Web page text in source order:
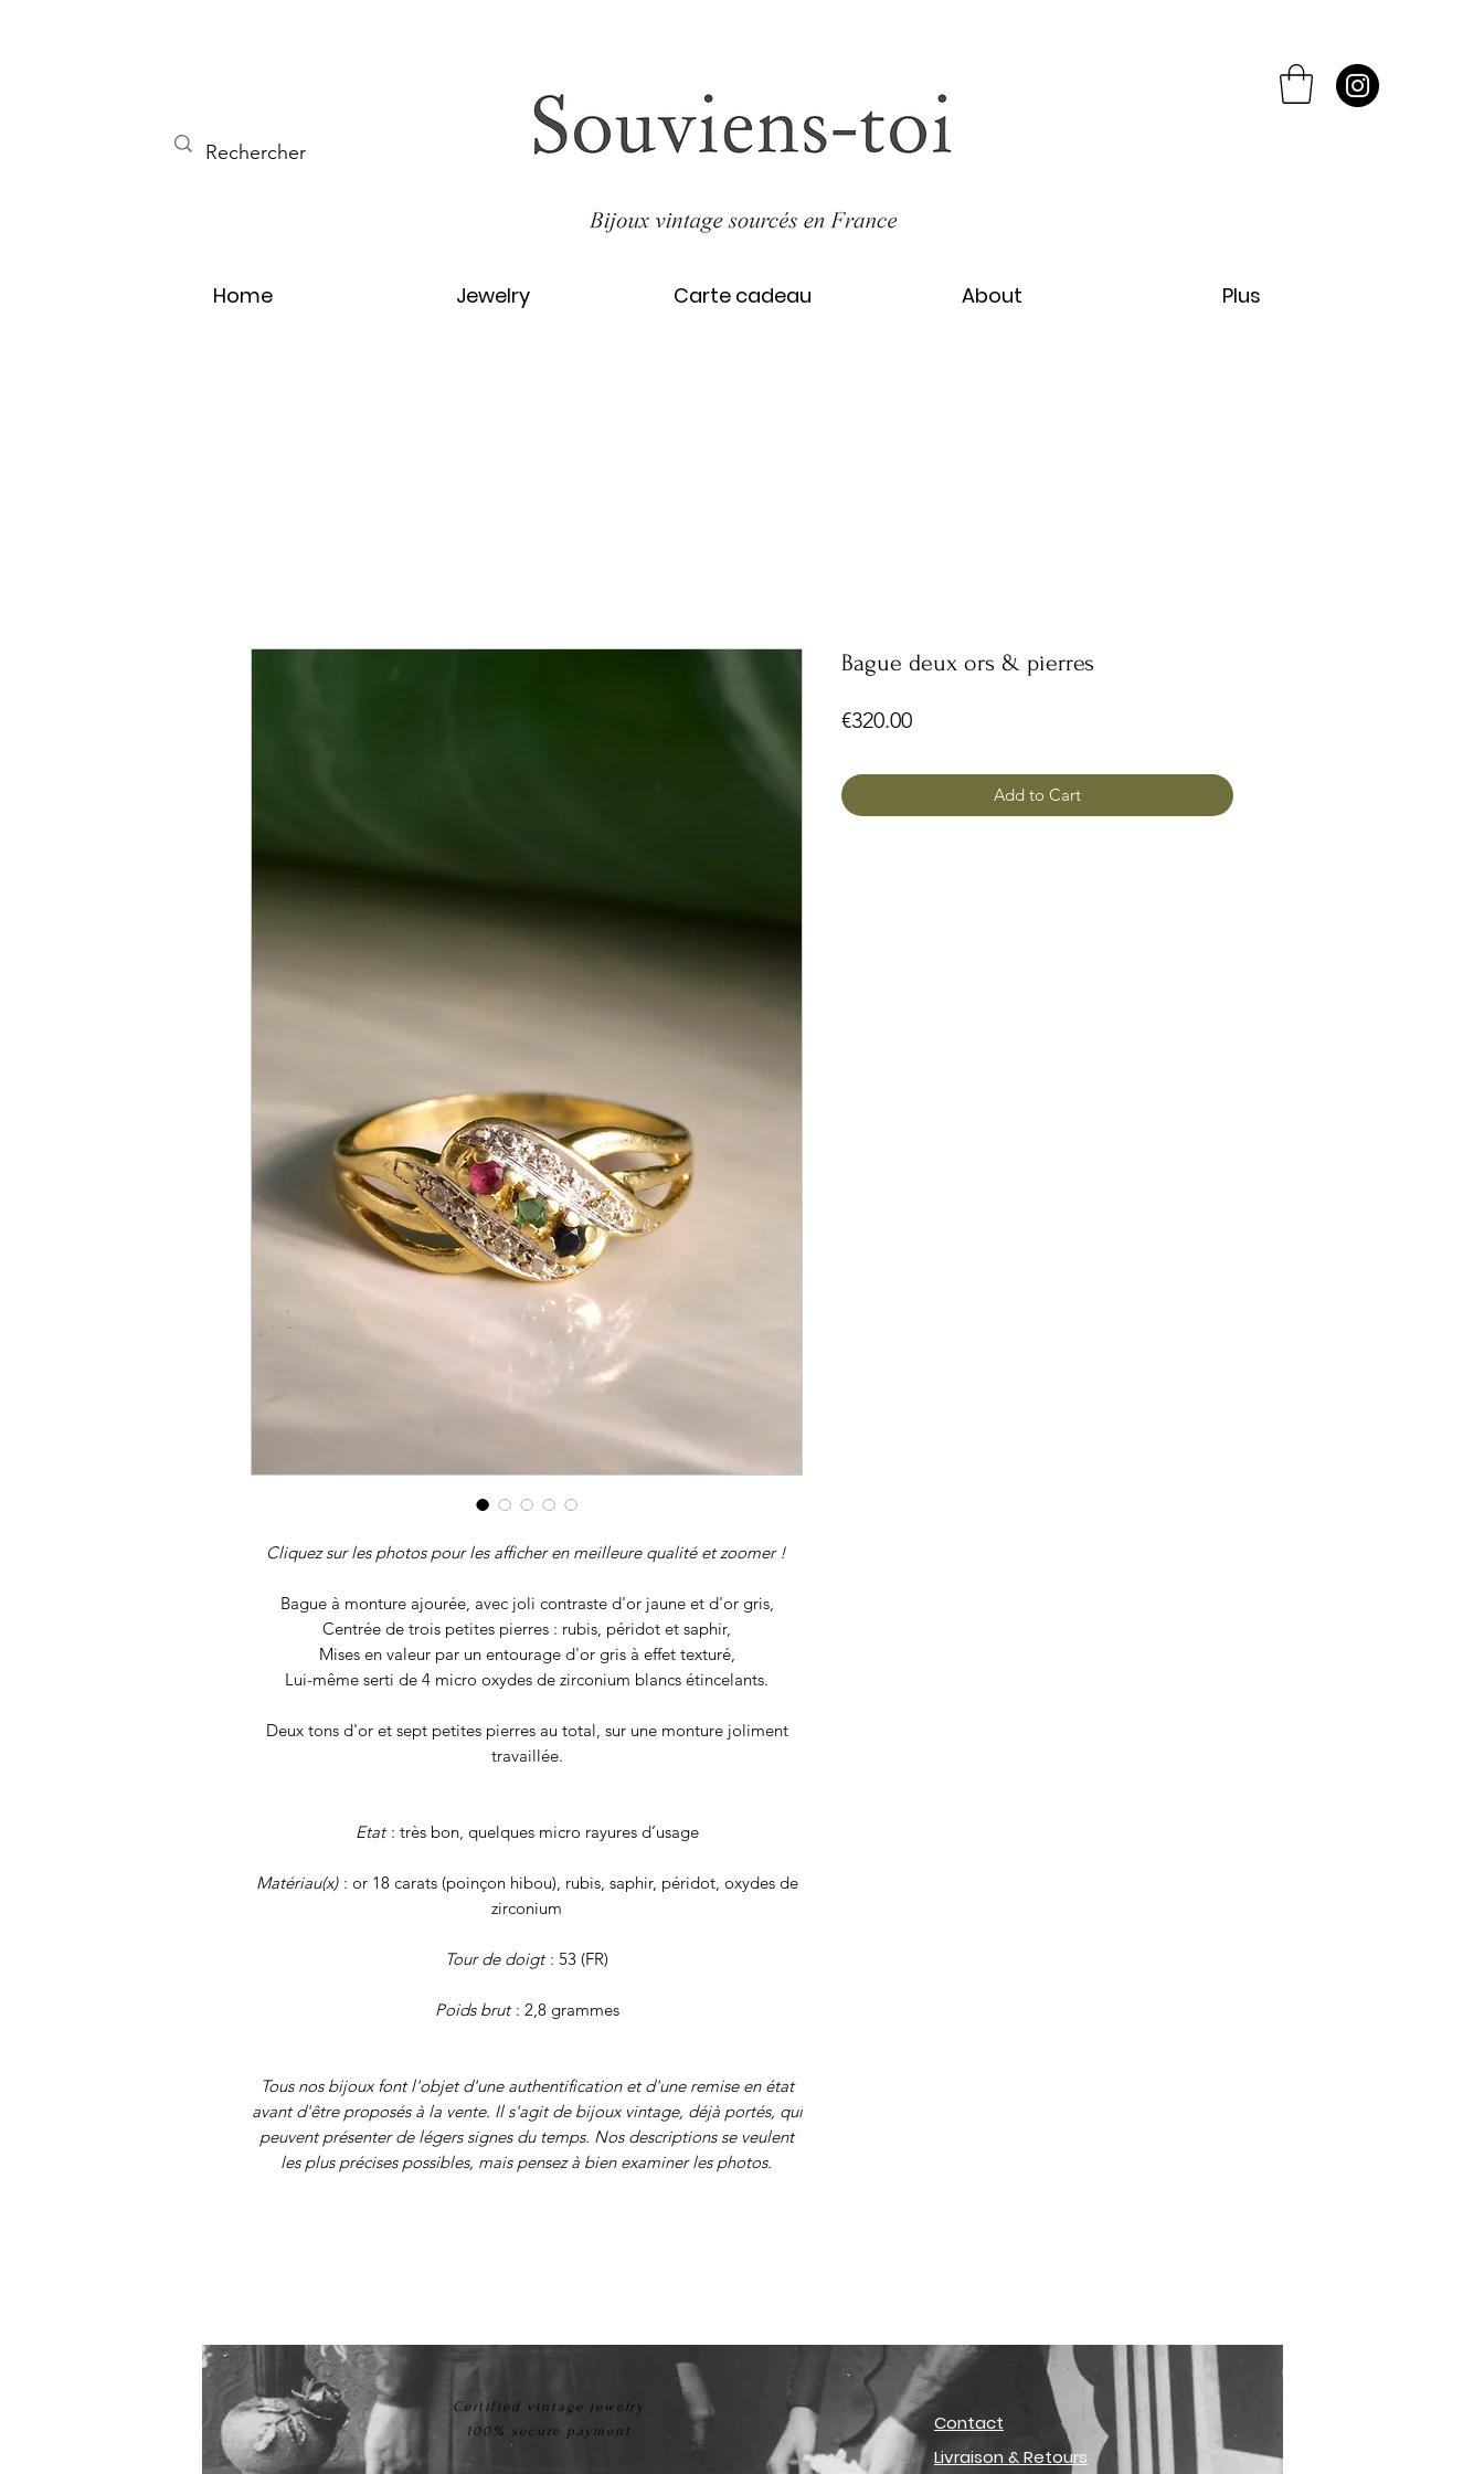
Home Jewelry Carte cadeau About Plus
Cliquez sur les photos pour les afficher en meilleure qualité et zoomer !
Bague à monture ajourée, avec joli contraste d'or jaune et d'or gris,
Centrée de trois petites pierres : rubis, péridot et saphir,
Mises en valeur par un entourage d'or gris à effet texturé,
Lui-même serti de 4 micro oxydes de zirconium blancs étincelants.
Deux tons d'or et sept petites pierres au total, sur une monture joliment
travaillée.
Etat: très bon, quelques micro rayures d’usage
Matériau(x): or 18 carats (poinçon hibou), rubis, saphir, péridot, oxydes de
zirconium
Tour de doigt: 53 (FR)
Poids brut: 2,8 grammes
Tous nos bijoux font l'objet d'une authentification et d'une remise en état
avant d'être proposés à la vente. Il s'agit de bijoux vintage, déjà portés, qui
peuvent présenter de légers signes du temps. Nos descriptions se veulent
les plus précises possibles, mais pensez à bien examiner les photos.
Bague deux ors & pierres
€320.00Price
Add to Cart
Certified vintage jewelry
100% secure payment
Contact
Livraison & Retours